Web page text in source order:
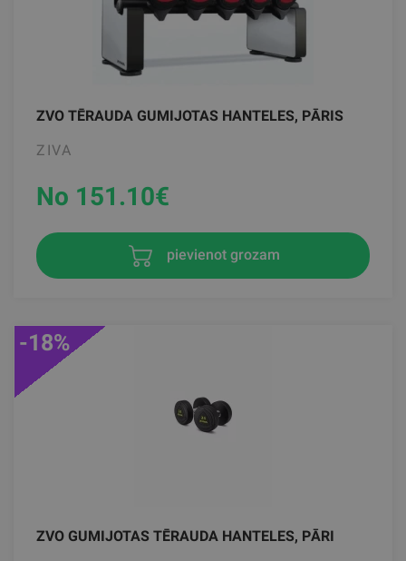
ZVO TĒRAUDA GUMIJOTAS HANTELES, PĀRIS
ZIVA
No 151.10€
pievienot grozam
ZVO GUMIJOTAS TĒRAUDA HANTELES, PĀRI
-18%